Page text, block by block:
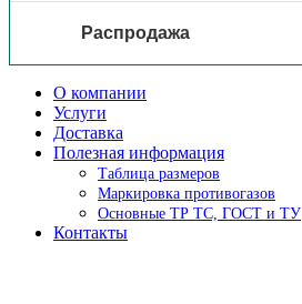
Распродажа
О компании
Услуги
Доставка
Полезная информация
Таблица размеров
Маркировка противогазов
Основные ТР ТС, ГОСТ и ТУ
Контакты